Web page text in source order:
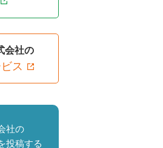
会社の
ス
社の
投稿する